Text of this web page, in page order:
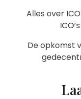
Alles over
De opkomst